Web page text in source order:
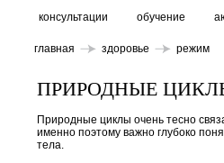
консультации обучение
главная здоровье режим
ПРИРОДНЫЕ
Природные циклы очень тесно
именно поэтому важно глубоко
тела.